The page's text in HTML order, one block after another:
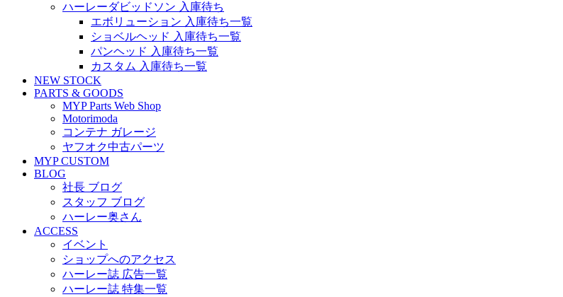
ハーレーダビッドソン 入庫待ち
エボリューション 入庫待ち一覧
ショベルヘッド 入庫待ち一覧
パンヘッド 入庫待ち一覧
カスタム 入庫待ち一覧
NEW STOCK
PARTS & GOODS
MYP Parts Web Shop
Motorimoda
コンテナ ガレージ
ヤフオク中古パーツ
MYP CUSTOM
BLOG
社長 ブログ
スタッフ ブログ
ハーレー奥さん
ACCESS
イベント
ショップへのアクセス
ハーレー誌 広告一覧
ハーレー誌 特集一覧